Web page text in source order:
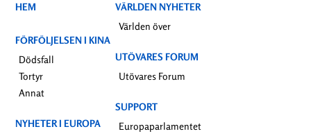
HEM
FÖRFÖLJELSEN I KINA
Dödsfall
Tortyr
Annat
NYHETER I EUROPA
VÄRLDEN NYHETER
Världen över
UTÖVARES FORUM
Utövares Forum
SUPPORT
Europaparlamentet